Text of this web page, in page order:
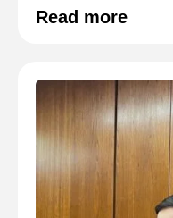
Read more